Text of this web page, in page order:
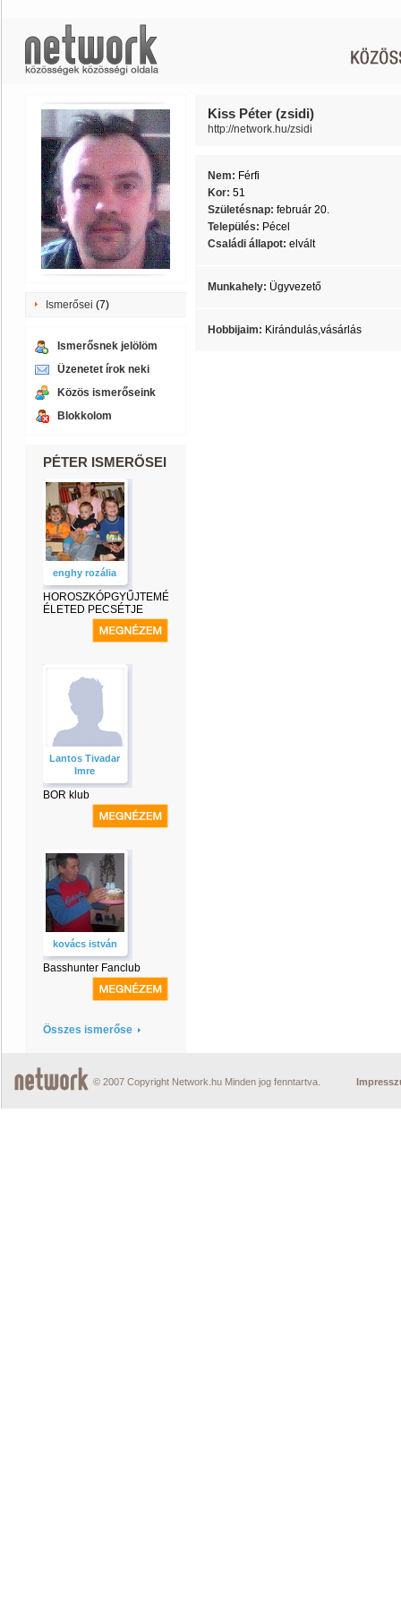
Ismerősei (7)
Ismerősnek jelölöm
Üzenetet írok neki
Közös ismerőseink
Blokkolom
PÉTER ISMERŐSEI
enghy rozália
HOROSZKÓPGYŰJTEMÉNY-
ÉLETED PECSÉTJE
Lantos Tivadar
Imre
BOR klub
kovács istván
Basshunter Fanclub
Összes ismerőse
Kiss Péter (zsidi)
http://network.hu/zsidi
Nem: Férfi
Kor: 51
Születésnap: február 20.
Település: Pécel
Családi állapot: elvált
Munkahely: Ügyvezető
Hobbijaim: Kirándulás,vásárlás
© 2007 Copyright Network.hu Minden jog fenntartva.